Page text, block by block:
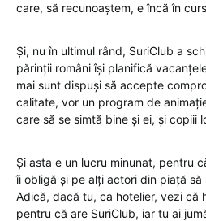
care, să recunoaștem, e încă în
Și, nu în ultimul rând, SuriClub a
părinții români își planifică
mai sunt dispuși să accepte
calitate, vor un program de
care să se simtă bine și ei, și copiii
Și asta e un lucru minunat, pentru
îi obligă și pe alți actori din piață să
Adică, dacă tu, ca hotelier, vezi că
pentru că are SuriClub, iar tu ai